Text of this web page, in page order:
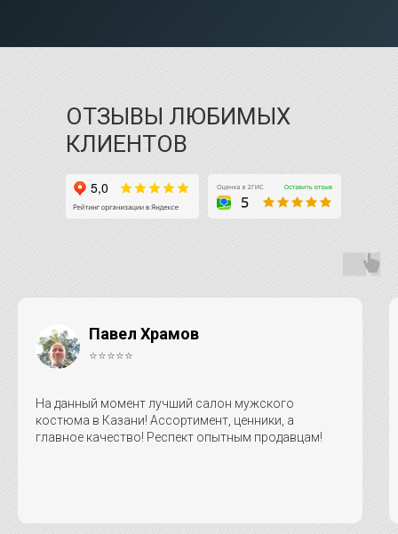
ОТЗЫВЫ ЛЮБИМЫХ
КЛИЕНТОВ
Павел Храмов
⭐⭐⭐⭐⭐
На данный момент лучший салон мужского
костюма в Казани! Ассортимент, ценники, а
главное качество! Респект опытным продавцам!